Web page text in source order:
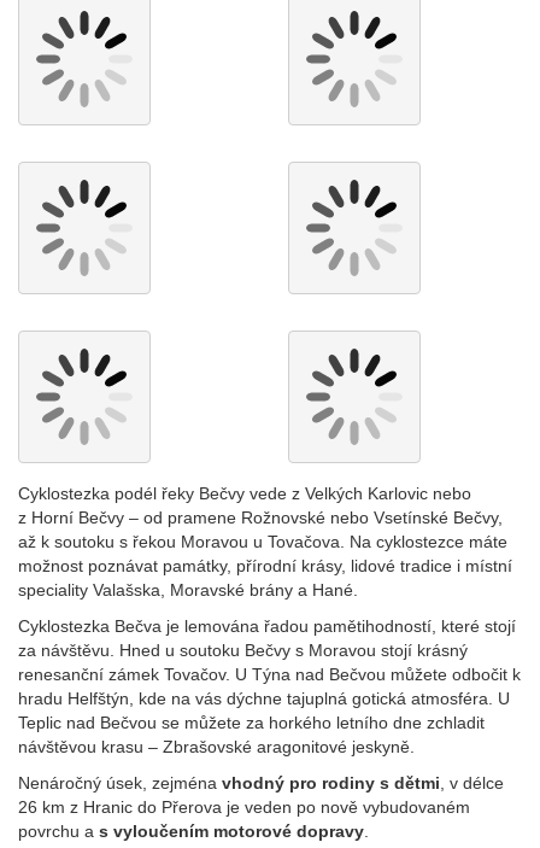
Cyklostezka podél řeky Bečvy vede z Velkých Karlovic nebo
z Horní Bečvy – od pramene Rožnovské nebo Vsetínské Bečvy,
až k soutoku s řekou Moravou u Tovačova. Na cyklostezce máte
možnost poznávat památky, přírodní krásy, lidové tradice i místní
speciality Valašska, Moravské brány a Hané.
Cyklostezka Bečva je lemována řadou pamětihodností, které stojí
za návštěvu. Hned u soutoku Bečvy s Moravou stojí krásný
renesanční zámek Tovačov. U Týna nad Bečvou můžete odbočit k
hradu Helfštýn, kde na vás dýchne tajuplná gotická atmosféra. U
Teplic nad Bečvou se můžete za horkého letního dne zchladit
návštěvou krasu – Zbrašovské aragonitové jeskyně.
Nenáročný úsek, zejména vhodný pro rodiny s dětmi , v délce
26 km z Hranic do Přerova je veden po nově vybudovaném
povrchu a s vyloučením motorové dopravy